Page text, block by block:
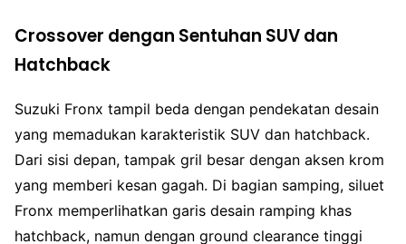
Crossover dengan Sentuhan SUV dan
Hatchback
Suzuki Fronx tampil beda dengan pendekatan desain
yang memadukan karakteristik SUV dan hatchback.
Dari sisi depan, tampak gril besar dengan aksen krom
yang memberi kesan gagah. Di bagian samping, siluet
Fronx memperlihatkan garis desain ramping khas
hatchback, namun dengan ground clearance tinggi